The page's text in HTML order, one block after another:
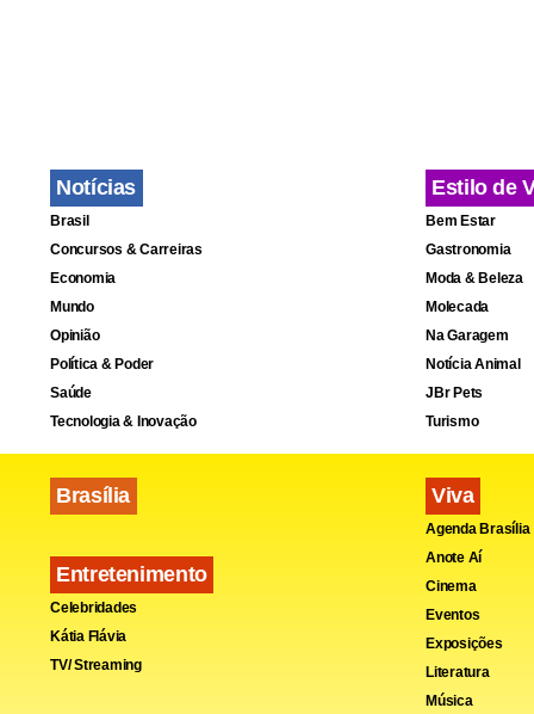
Notícias
Brasil
Concursos & Carreiras
Economia
Mundo
Opinião
Política & Poder
Saúde
Tecnologia & Inovação
Brasília
Entretenimento
Celebridades
Kátia Flávia
TV/ Streaming
Estilo de
Bem Estar
Gastronomia
Moda & Beleza
Molecada
Na Garagem
Notícia Animal
JBr Pets
Turismo
Viva
Agenda Brasília
Anote Aí
Cinema
Eventos
Exposições
Literatura
Música